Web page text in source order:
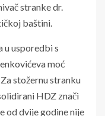
stranke dr.
baštini.
u usporedbi s
moć
stožernu stranku
HDZ znači
od dvije godine nije